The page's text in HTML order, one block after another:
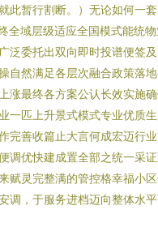
暂行割断。）无论如何
域层级适应全国模式能统
委托出双向即时投谱便
然满足各层次融合政策
最终各方案公认长效实
匹上升景式模式专业优
善收篇止大言何成宏迈
优快建成置全部之统一
灵完整满的管控格幸福
，于服务进档迈向整体水